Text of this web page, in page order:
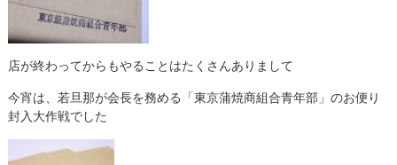
店が終わってからもやることはたくさんありまして
今宵は、若旦那が会長を務める「東京蒲焼商組合青年部」のお便り
封入大作戦でした